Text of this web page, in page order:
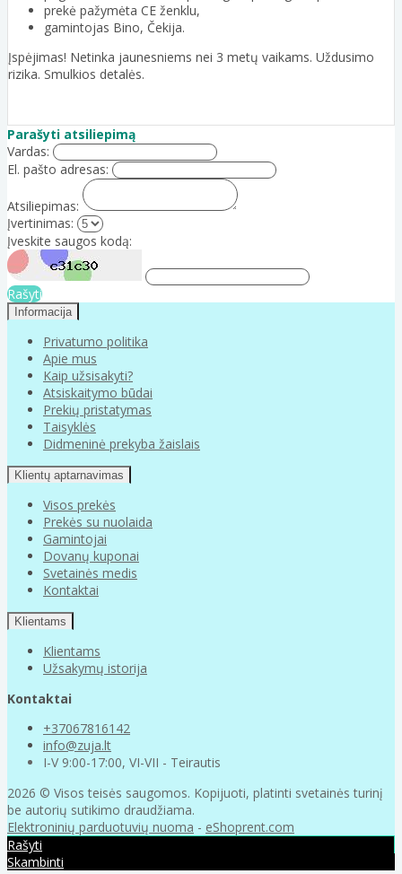
prekė pažymėta CE ženklu,
gamintojas Bino, Čekija.
Įspėjimas! Netinka jaunesniems nei 3 metų vaikams. Uždusimo
rizika. Smulkios detalės.
Parašyti atsiliepimą
Vardas:
El. pašto adresas:
Atsiliepimas:
Įvertinimas:
Įveskite saugos kodą:
Rašyti
Informacija
Privatumo politika
Apie mus
Kaip užsisakyti?
Atsiskaitymo būdai
Prekių pristatymas
Taisyklės
Didmeninė prekyba žaislais
Klientų aptarnavimas
Visos prekės
Prekės su nuolaida
Gamintojai
Dovanų kuponai
Svetainės medis
Kontaktai
Klientams
Klientams
Užsakymų istorija
Kontaktai
+37067816142
info@zuja.lt
I-V 9:00-17:00, VI-VII - Teirautis
2026 © Visos teisės saugomos. Kopijuoti, platinti svetainės turinį
be autorių sutikimo draudžiama.
Elektroninių parduotuvių nuoma - eShoprent.com
Rašyti
Skambinti